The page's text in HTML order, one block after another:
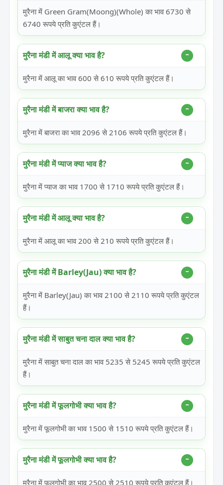
मुरैना में Green Gram(Moong)(Whole) का भाव 6730 से
6740 रूपये प्रति कुएंटल हैं।
मुरैना मंडी में आलू क्या भाव है?
मुरैना में आलू का भाव 600 से 610 रूपये प्रति कुएंटल हैं।
मुरैना मंडी में बाजरा क्या भाव है?
मुरैना में बाजरा का भाव 2096 से 2106 रूपये प्रति कुएंटल हैं।
मुरैना मंडी में प्याज क्या भाव है?
मुरैना में प्याज का भाव 1700 से 1710 रूपये प्रति कुएंटल हैं।
मुरैना मंडी में आलू क्या भाव है?
मुरैना में आलू का भाव 200 से 210 रूपये प्रति कुएंटल हैं।
मुरैना मंडी में Barley(Jau) क्या भाव है?
मुरैना में Barley(Jau) का भाव 2100 से 2110 रूपये प्रति कुएंटल
हैं।
मुरैना मंडी में साबुत चना दाल क्या भाव है?
मुरैना में साबुत चना दाल का भाव 5235 से 5245 रूपये प्रति कुएंटल
हैं।
मुरैना मंडी में फूलगोभी क्या भाव है?
मुरैना में फूलगोभी का भाव 1500 से 1510 रूपये प्रति कुएंटल हैं।
मुरैना मंडी में फूलगोभी क्या भाव है?
मुरैना में फूलगोभी का भाव 2500 से 2510 रूपये प्रति कुएंटल हैं।